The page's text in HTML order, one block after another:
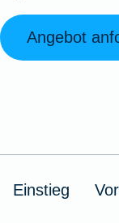
Angebot
Einstieg